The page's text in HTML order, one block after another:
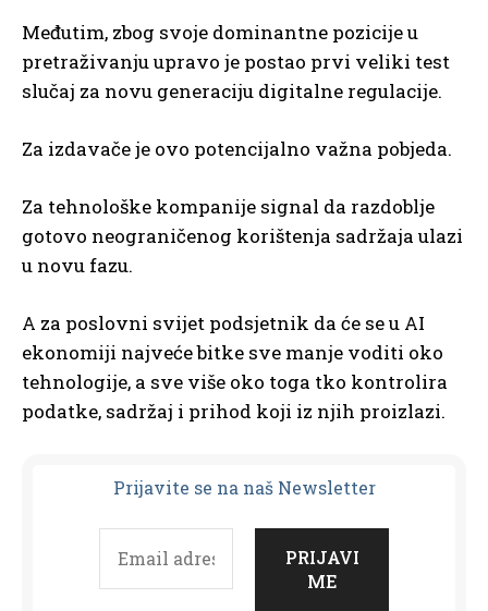
Međutim, zbog svoje dominantne pozicije u
pretraživanju upravo je postao prvi veliki test
slučaj za novu generaciju digitalne regulacije.
Za izdavače je ovo potencijalno važna pobjeda.
Za tehnološke kompanije signal da razdoblje
gotovo neograničenog korištenja sadržaja ulazi
u novu fazu.
A za poslovni svijet podsjetnik da će se u AI
ekonomiji najveće bitke sve manje voditi oko
tehnologije, a sve više oko toga tko kontrolira
podatke, sadržaj i prihod koji iz njih proizlazi.
Prijavite se na naš Newsletter